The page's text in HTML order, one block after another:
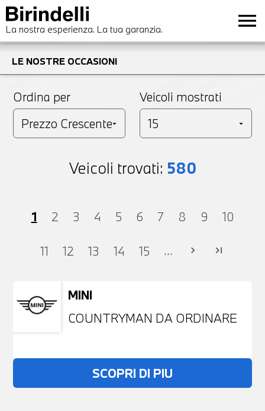
La nostra esperienza. La tua garanzia. menu
LE NOSTRE OCCASIONI
Ordina per Veicoli mostrati
Veicoli trovati: 580
1 2 3 4 5 6 7 8 9 10
11 12 13 14 15 ... chevron_right last_page
MINI
COUNTRYMAN DA ORDINARE
SCOPRI DI PIU
Non stai trovando ciò che cerchi?